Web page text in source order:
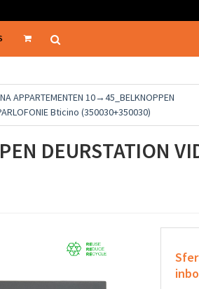
APPARTEMENTEN 10→45_BELKNOPPEN
Bticino (350030+350030)
DEURSTATION